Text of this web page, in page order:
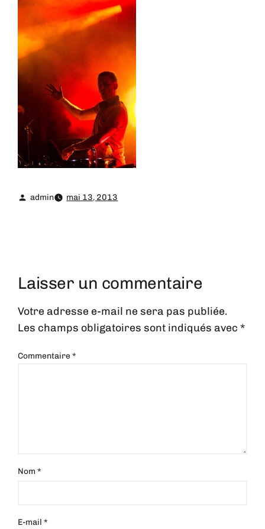
admin mai 13, 2013
Laisser un commentaire
Votre adresse e-mail ne sera pas publiée.
Les champs obligatoires sont indiqués avec*
Commentaire*
Nom*
E-mail*